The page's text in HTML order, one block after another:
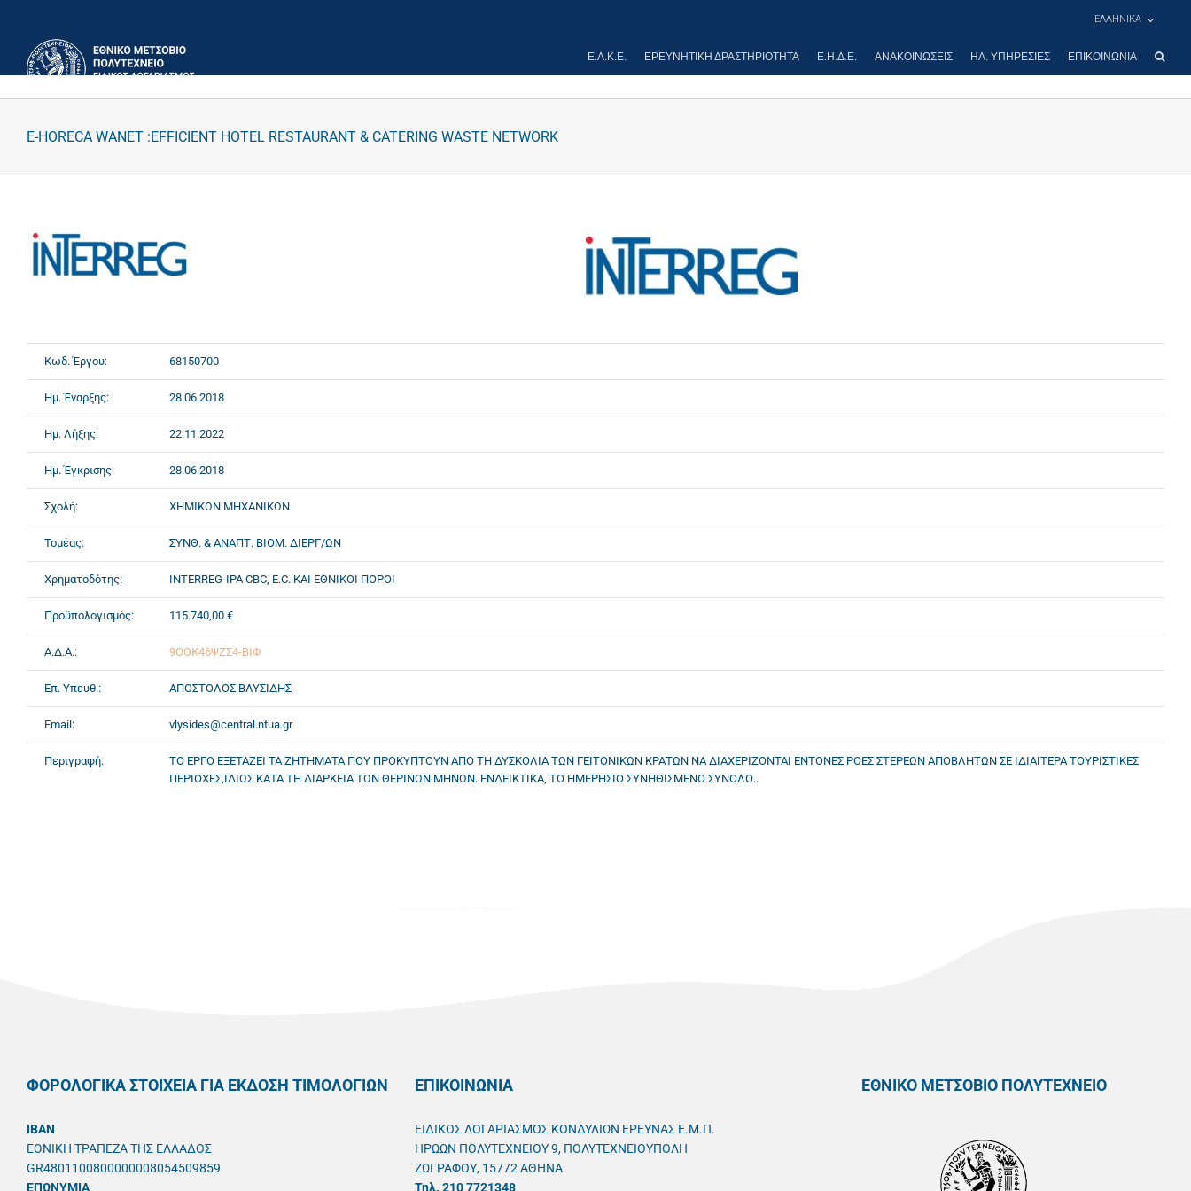
περιεχόμενο
ΕΛΛΗΝΙΚΑ
Ε.Λ.Κ.Ε. ΕΡΕΥΝΗΤΙΚΉ ΔΡΑΣΤΗΡΙΌΤΗΤΑ Ε.Η.Δ.Ε. ΑΝΑΚΟΙΝΏΣΕΙΣ ΗΛ. ΥΠΗΡΕΣΊΕΣ ΕΠΙΚΟΙΝΩΝΊΑ
E-HORECA WANET :EFFICIENT HOTEL RESTAURANT & CATERING WASTE NETWORK
Κωδ. Έργου: 68150700
Ημ. Έναρξης: 28.06.2018
Ημ. Λήξης: 22.11.2022
Ημ. Έγκρισης: 28.06.2018
Σχολή: ΧΗΜΙΚΩΝ ΜΗΧΑΝΙΚΩΝ
Τομέας: ΣΥΝΘ. & ΑΝΑΠΤ. ΒΙΟΜ. ΔΙΕΡΓ/ΩΝ
Χρηματοδότης: INTERREG-IPA CBC, E.C. ΚΑΙ ΕΘΝΙΚΟΙ ΠΟΡΟΙ
Προϋπολογισμός: 115.740,00 €
Α.Δ.Α.: 9ΟΟΚ46ΨΖΣ4-ΒΙΦ
Επ. Υπευθ.: ΑΠΟΣΤΟΛΟΣ ΒΛΥΣΙΔΗΣ
Email: vlysides@central.ntua.gr
Περιγραφή:
ΤΟ ΕΡΓΟ ΕΞΕΤΑΖΕΙ ΤΑ ΖΗΤΗΜΑΤΑ ΠΟΥ ΠΡΟΚΥΠΤΟΥΝ ΑΠΟ ΤΗ ΔΥΣΚΟΛΙΑ ΤΩΝ ΓΕΙΤΟΝΙΚΩΝ ΚΡΑΤΩΝ ΝΑ ΔΙΑΧΕΡΙΖΟΝΤΑΙ ΕΝΤΟΝΕΣ ΡΟΕΣ ΣΤΕΡΕΩΝ ΑΠΟΒΛΗΤΩΝ ΣΕ ΙΔΙΑΙΤΕΡΑ ΤΟΥΡΙΣΤΙΚΕΣ
ΠΕΡΙΟΧΕΣ,ΙΔΙΩΣ ΚΑΤΑ ΤΗ ΔΙΑΡΚΕΙΑ ΤΩΝ ΘΕΡΙΝΩΝ ΜΗΝΩΝ. ΕΝΔΕΙΚΤΙΚΑ, ΤΟ ΗΜΕΡΗΣΙΟ ΣΥΝΗΘΙΣΜΕΝΟ ΣΥΝΟΛΟ..
ΦΟΡΟΛΟΓΙΚΑ ΣΤΟΙΧΕΙΑ ΓΙΑ ΕΚΔΟΣΗ ΤΙΜΟΛΟΓΙΩΝ
IBAN
ΕΘΝΙΚΗ ΤΡΑΠΕΖΑ ΤΗΣ ΕΛΛΑΔΟΣ
GR4801100800000008054509859
ΕΠΩΝΥΜΙΑ
ΕΠΙΚΟΙΝΩΝΙΑ
ΕΙΔΙΚΟΣ ΛΟΓΑΡΙΑΣΜΟΣ ΚΟΝΔΥΛΙΩΝ ΕΡΕΥΝΑΣ Ε.Μ.Π.
ΗΡΩΩΝ ΠΟΛΥΤΕΧΝΕΙΟΥ 9, ΠΟΛΥΤΕΧΝΕΙΟΥΠΟΛΗ
ΖΩΓΡΑΦΟΥ, 15772 ΑΘΗΝΑ
Τηλ. 210 7721348
ΕΘΝΙΚΟ ΜΕΤΣΟΒΙΟ ΠΟΛΥΤΕΧΝΕΙΟ